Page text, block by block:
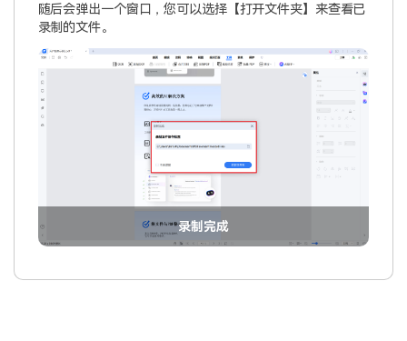
随后会弹出一个窗口，您可以选择【打开文件夹】来查看已
录制的文件。
录制完成